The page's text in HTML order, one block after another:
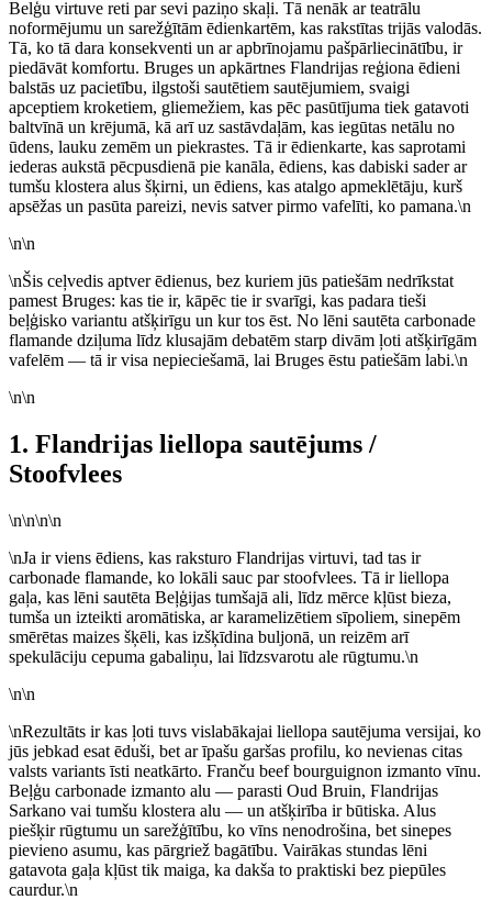
Belģu virtuve reti par sevi paziņo skaļi. Tā nenāk ar teatrālu
noformējumu un sarežģītām ēdienkartēm, kas rakstītas trijās valodās.
Tā, ko tā dara konsekventi un ar apbrīnojamu pašpārliecinātību, ir
piedāvāt komfortu. Bruges un apkārtnes Flandrijas reģiona ēdieni
balstās uz pacietību, ilgstoši sautētiem sautējumiem, svaigi
apceptiem kroketiem, gliemežiem, kas pēc pasūtījuma tiek gatavoti
baltvīnā un krējumā, kā arī uz sastāvdaļām, kas iegūtas netālu no
ūdens, lauku zemēm un piekrastes. Tā ir ēdienkarte, kas saprotami
iederas aukstā pēcpusdienā pie kanāla, ēdiens, kas dabiski sader ar
tumšu klostera alus šķirni, un ēdiens, kas atalgo apmeklētāju, kurš
apsēžas un pasūta pareizi, nevis satver pirmo vafelīti, ko pamana.\n
\n\n
\nŠis ceļvedis aptver ēdienus, bez kuriem jūs patiešām nedrīkstat
pamest Bruges: kas tie ir, kāpēc tie ir svarīgi, kas padara tieši
beļģisko variantu atšķirīgu un kur tos ēst. No lēni sautēta carbonade
flamande dziļuma līdz klusajām debatēm starp divām ļoti atšķirīgām
vafelēm — tā ir visa nepieciešamā, lai Bruges ēstu patiešām labi.\n
\n\n
1. Flandrijas liellopa sautējums /
Stoofvlees
\n\n\n\n
\nJa ir viens ēdiens, kas raksturo Flandrijas virtuvi, tad tas ir
carbonade flamande, ko lokāli sauc par stoofvlees. Tā ir liellopa
gaļa, kas lēni sautēta Beļģijas tumšajā ali, līdz mērce kļūst bieza,
tumša un izteikti aromātiska, ar karamelizētiem sīpoliem, sinepēm
smērētas maizes šķēli, kas izšķīdina buljonā, un reizēm arī
spekulāciju cepuma gabaliņu, lai līdzsvarotu ale rūgtumu.\n
\n\n
\nRezultāts ir kas ļoti tuvs vislabākajai liellopa sautējuma versijai, ko
jūs jebkad esat ēduši, bet ar īpašu garšas profilu, ko nevienas citas
valsts variants īsti neatkārto. Franču beef bourguignon izmanto vīnu.
Beļģu carbonade izmanto alu — parasti Oud Bruin, Flandrijas
Sarkano vai tumšu klostera alu — un atšķirība ir būtiska. Alus
piešķir rūgtumu un sarežģītību, ko vīns nenodrošina, bet sinepes
pievieno asumu, kas pārgriež bagātību. Vairākas stundas lēni
gatavota gaļa kļūst tik maiga, ka dakša to praktiski bez piepūles
caurdur.\n